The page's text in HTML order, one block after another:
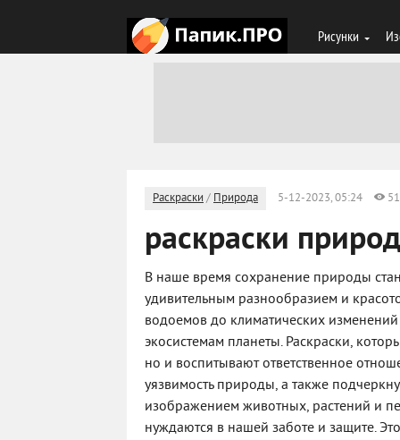
Рисунки
Раскраски / Природа 5-12-2023, 05:24
раскраски
В наше время сохранение природы
удивительным разнообразием и
водоемов до климатических
экосистемам планеты. Раскраски,
но и воспитывают ответственное
уязвимость природы, а также
изображением животных, растений и
нуждаются в нашей заботе и защите.